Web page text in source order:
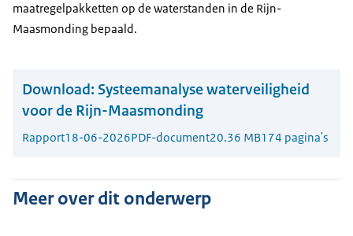
maatregelpakketten op de waterstanden in de Rijn-
Maasmonding bepaald.
Download: Systeemanalyse waterveiligheid
voor de Rijn-Maasmonding
Rapport18-06-2026PDF-document20.36 MB174 pagina's
Meer over dit onderwerp